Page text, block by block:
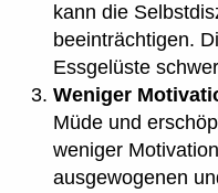
kann die
beeinträchtigen.
Essgelüste
Weniger
Müde und
weniger
ausgewogenen